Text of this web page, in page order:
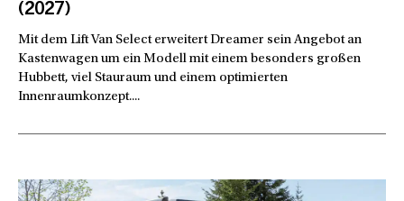
(2027)
Mit dem Lift Van Select erweitert Dreamer sein Angebot an
Kastenwagen um ein Modell mit einem besonders großen
Hubbett, viel Stauraum und einem optimierten
Innenraumkonzept....